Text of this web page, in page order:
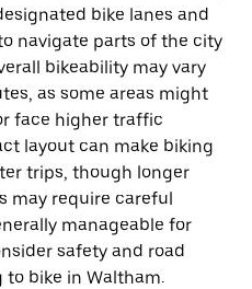
bike lanes and
navigate parts of the city
bikeability may vary
as some areas might
face higher traffic
layout can make biking
trips, though longer
may require careful
manageable for
safety and road
bike in Waltham.